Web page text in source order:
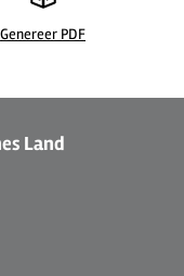
Genereer PDF
Land